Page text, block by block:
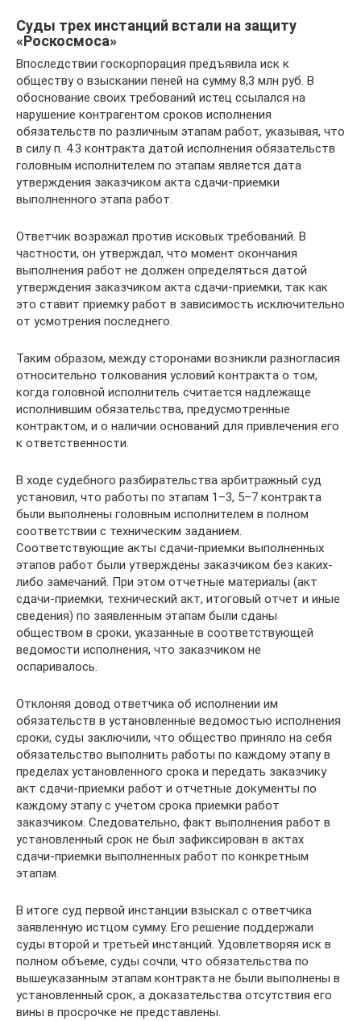
Суды трех инстанций встали на защиту
«Роскосмоса»
Впоследствии госкорпорация предъявила иск к
обществу о взыскании пеней на сумму 8,3 млн руб. В
обоснование своих требований истец ссылался на
нарушение контрагентом сроков исполнения
обязательств по различным этапам работ, указывая, что
в силу п. 4.3 контракта датой исполнения обязательств
головным исполнителем по этапам является дата
утверждения заказчиком акта сдачи-приемки
выполненного этапа работ.
Ответчик возражал против исковых требований. В
частности, он утверждал, что момент окончания
выполнения работ не должен определяться датой
утверждения заказчиком акта сдачи-приемки, так как
это ставит приемку работ в зависимость исключительно
от усмотрения последнего.
Таким образом, между сторонами возникли разногласия
относительно толкования условий контракта о том,
когда головной исполнитель считается надлежаще
исполнившим обязательства, предусмотренные
контрактом, и о наличии оснований для привлечения его
к ответственности.
В ходе судебного разбирательства арбитражный суд
установил, что работы по этапам 1–3, 5–7 контракта
были выполнены головным исполнителем в полном
соответствии с техническим заданием.
Соответствующие акты сдачи-приемки выполненных
этапов работ были утверждены заказчиком без каких-
либо замечаний. При этом отчетные материалы (акт
сдачи-приемки, технический акт, итоговый отчет и иные
сведения) по заявленным этапам были сданы
обществом в сроки, указанные в соответствующей
ведомости исполнения, что заказчиком не
оспаривалось.
Отклоняя довод ответчика об исполнении им
обязательств в установленные ведомостью исполнения
сроки, суды заключили, что общество приняло на себя
обязательство выполнить работы по каждому этапу в
пределах установленного срока и передать заказчику
акт сдачи-приемки работ и отчетные документы по
каждому этапу с учетом срока приемки работ
заказчиком. Следовательно, факт выполнения работ в
установленный срок не был зафиксирован в актах
сдачи-приемки выполненных работ по конкретным
этапам.
В итоге суд первой инстанции взыскал с ответчика
заявленную истцом сумму. Его решение поддержали
суды второй и третьей инстанций. Удовлетворяя иск в
полном объеме, суды сочли, что обязательства по
вышеуказанным этапам контракта не были выполнены в
установленный срок, а доказательства отсутствия его
вины в просрочке не представлены.